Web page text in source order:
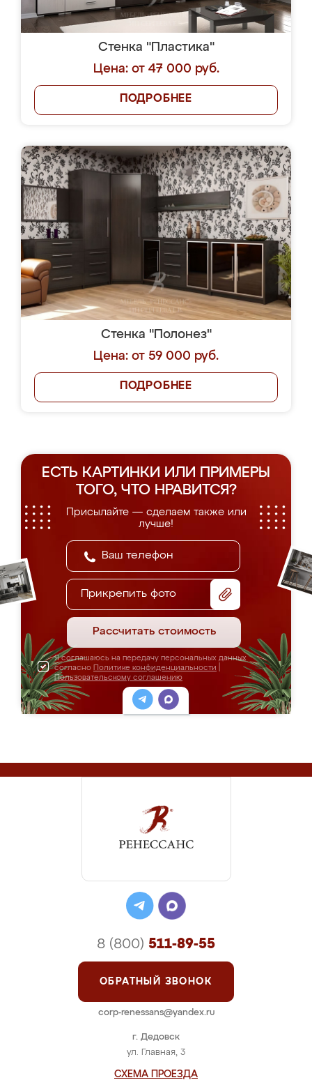
Стенка "Пластика"
Цена: от 47 000 руб.
ПОДРОБНЕЕ
Стенка "Полонез"
Цена: от 59 000 руб.
ПОДРОБНЕЕ
ЕСТЬ КАРТИНКИ ИЛИ ПРИМЕРЫ
ТОГО, ЧТО НРАВИТСЯ?
Присылайте — сделаем также или
лучше!
Прикрепить фото
Рассчитать стоимость
Я соглашаюсь на передачу персональных данных
согласно Политике конфиденциальности
Пользовательскому соглашению
г. Дедовск
ул. Главная, 3
СХЕМА ПРОЕЗДА
8 (800) 511-89-55
ОБРАТНЫЙ ЗВОНОК
corp-renessans@yandex.ru